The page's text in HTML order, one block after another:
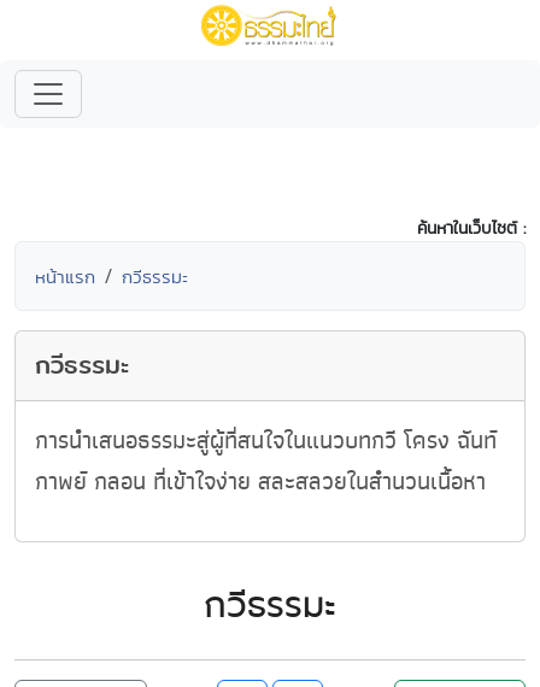
ค้นหาในเว็บไซต์ :
หน้าแรก กวีธรรมะ
กวีธรรมะ
การนำเสนอธรรมะสู่ผู้ที่สนใจในแนวบทกวี โครง ฉันท์
กาพย์ กลอน ที่เข้าใจง่าย สละสลวยในสำนวนเนื้อหา
กวีธรรมะ